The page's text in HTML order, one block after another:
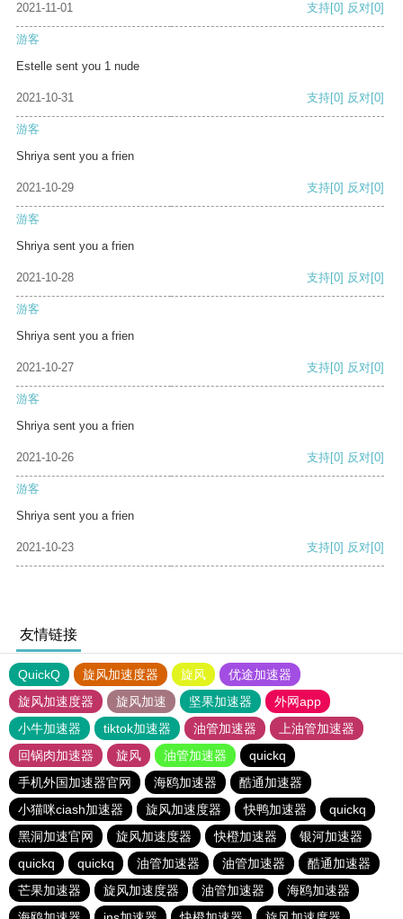
2021-11-01 支持[0] 反对[0]
游客
Estelle sent you 1 nude
2021-10-31 支持[0] 反对[0]
游客
Shriya sent you a frien
2021-10-29 支持[0] 反对[0]
游客
Shriya sent you a frien
2021-10-28 支持[0] 反对[0]
游客
Shriya sent you a frien
2021-10-27 支持[0] 反对[0]
游客
Shriya sent you a frien
2021-10-26 支持[0] 反对[0]
游客
Shriya sent you a frien
2021-10-23 支持[0] 反对[0]
友情链接
QuickQ 旋风加速度器 旋风
优途加速器
旋风加速度器
旋风加速 坚果加速器
外网app
小牛加速器
tiktok加速器 油管加速器
上油管加速器
回锅肉加速器
旋风 油管加速器
quickq
手机外国加速器官网
海鸥加速器
酷通加速器
小猫咪ciash加速器
旋风加速度器 快鸭加速器
quickq
黑洞加速官网
旋风加速度器 快橙加速器
银河加速器
quickq
quickq 油管加速器 油管加速器
酷通加速器
芒果加速器
旋风加速度器 油管加速器
海鸥加速器